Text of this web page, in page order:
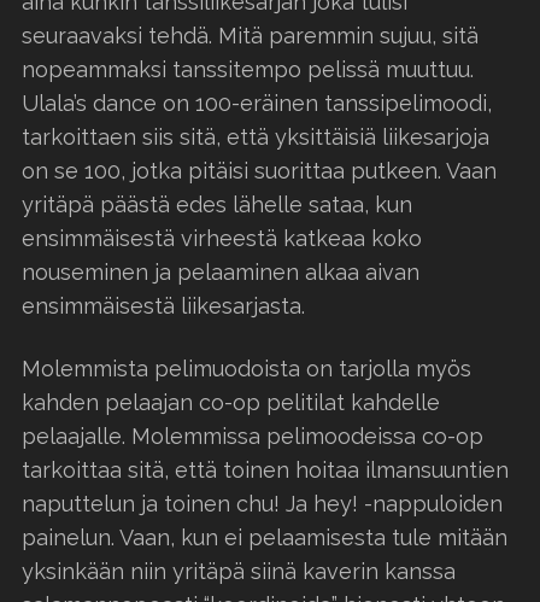
seuraavaksi tehdä. Mitä paremmin sujuu, sitä
nopeammaksi tanssitempo pelissä muuttuu.
Ulala’s dance on 100-eräinen tanssipelimoodi,
tarkoittaen siis sitä, että yksittäisiä liikesarjoja
on se 100, jotka pitäisi suorittaa putkeen. Vaan
yritäpä päästä edes lähelle sataa, kun
ensimmäisestä virheestä katkeaa koko
nouseminen ja pelaaminen alkaa aivan
ensimmäisestä liikesarjasta.
Molemmista pelimuodoista on tarjolla myös
kahden pelaajan co-op pelitilat kahdelle
pelaajalle. Molemmissa pelimoodeissa co-op
tarkoittaa sitä, että toinen hoitaa ilmansuuntien
naputtelun ja toinen chu! Ja hey! -nappuloiden
painelun. Vaan, kun ei pelaamisesta tule mitään
yksinkään niin yritäpä siinä kaverin kanssa